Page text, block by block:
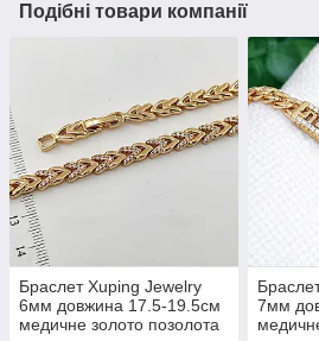
Подібні товари компанії
Браслет Xuping Jewelry
6мм довжина 17.5-19.5см
медичне золото позолота
7мм